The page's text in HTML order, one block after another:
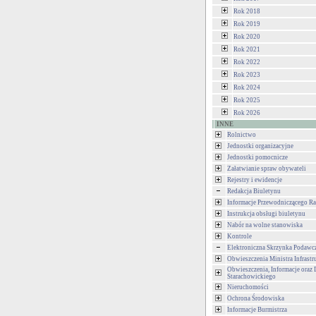
Rok 2018
Rok 2019
Rok 2020
Rok 2021
Rok 2022
Rok 2023
Rok 2024
Rok 2025
Rok 2026
INNE
Rolnictwo
Jednostki organizacyjne
Jednostki pomocnicze
Załatwianie spraw obywateli
Rejestry i ewidencje
Redakcja Biuletynu
Informacje Przewodniczącego
Instrukcja obsługi biuletynu
Nabór na wolne stanowiska
Kontrole
Elektroniczna Skrzynka
Obwieszczenia Ministra
Obwieszczenia, Informacje oraz
Starachowickiego
Nieruchomości
Ochrona Środowiska
Informacje Burmistrza